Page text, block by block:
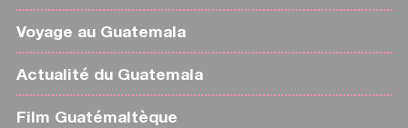
Voyage au Guatemala
Actualité du Guatemala
Film Guatémaltèque